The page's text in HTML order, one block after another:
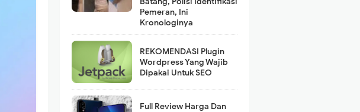
Pemeran, Ini
Kronologinya
REKOMENDASI Plugin
Wordpress Yang Wajib
Dipakai Untuk SEO
Full Review Harga Dan